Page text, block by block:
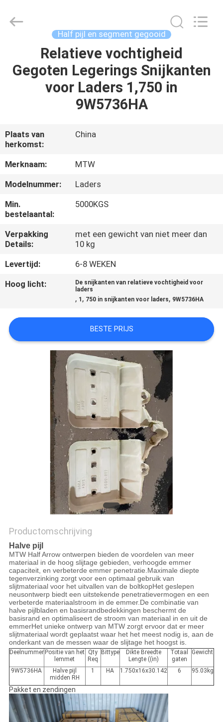
PRODUCTEN
ONGEVEER
ONS
FABRIEKSREIS
KWALITEITSCONTROLE
CONTACTEER
ONS
VERZOEK
OM EEN
CITAAT
SITEMAP
PRIVACY
PARTS
(SUZHOU)
Half pijl en segment gegooid
Relatieve vochtigheid
Gegoten Legerings Snijkanten
voor Laders 1,750 in
9W5736HA
Plaats van
herkomst:
China
Merknaam:
MTW
Modelnummer:
Laders
Min.
bestelaantal:
5000KGS
Verpakking
Details:
met een gewicht van niet meer dan
10 kg
Levertijd:
6-8 WEKEN
Hoog licht:
De snijkanten van relatieve vochtigheid voor
laders
, 1 , 750 in snijkanten voor laders, 9W5736HA
BESTE PRIJS
Productomschrijving
Halve pijl
MTW Half Arrow ontwerpen bieden de voordelen van meer
materiaal in de hoog slijtage gebieden, verhoogde emmer
capaciteit, en verbeterde emmer penetratie.Maximale diepte
tegenverzinking zorgt voor een optimaal gebruik van
slijtmateriaal voor het uitvallen van de boltkopHet geslepen
neusontwerp biedt een uitstekende penetratievermogen en een
verbeterde materiaalstroom in de emmer.De combinatie van
halve pijlbladen en basisrandbedekkingen beschermt de
basisrand en optimaliseert de stroom van materiaal in en uit de
emmerHet unieke ontwerp van MTW zorgt ervoor dat er meer
slijtmateriaal wordt geplaatst waar het het meest nodig is, aan de
onderkant van de messen waar de slijtage het hoogst is.
Deelnummer Positie van het
lemmet
Qty
Req
Bittype
Dikte Breedte
Lengte ((in)
Totaal
gaten
Gewicht
9W5736HA
Halve pijl
midden RH
1 HA 1.750x16x30.142 6 95.03kg
Pakket en zendingen